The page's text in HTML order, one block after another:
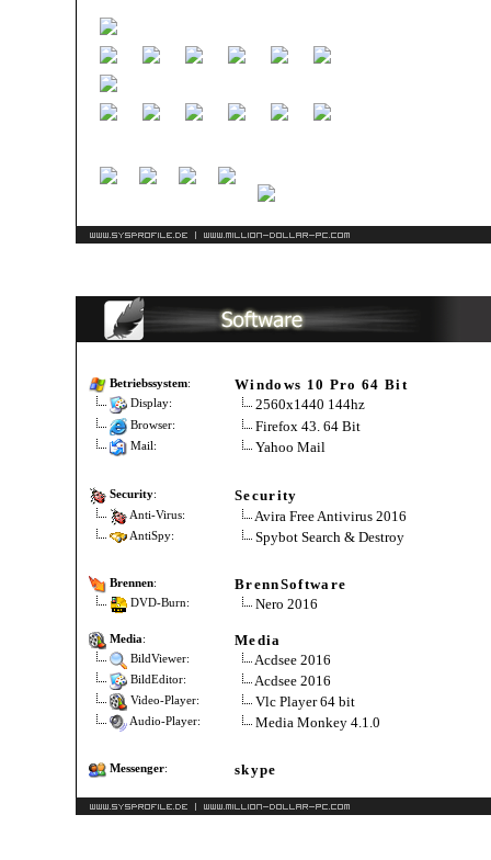
Betriebssystem: Windows 10 Pro 64 Bit
Display: 2560x1440 144hz
Browser: Firefox 43. 64 Bit
Mail: Yahoo Mail
Security: Security
Anti-Virus: Avira Free Antivirus 2016
AntiSpy: Spybot Search & Destroy
Brennen: BrennSoftware
DVD-Burn: Nero 2016
Media: Media
BildViewer: Acdsee 2016
BildEditor: Acdsee 2016
Video-Player: Vlc Player 64 bit
Audio-Player: Media Monkey 4.1.0
Messenger: skype